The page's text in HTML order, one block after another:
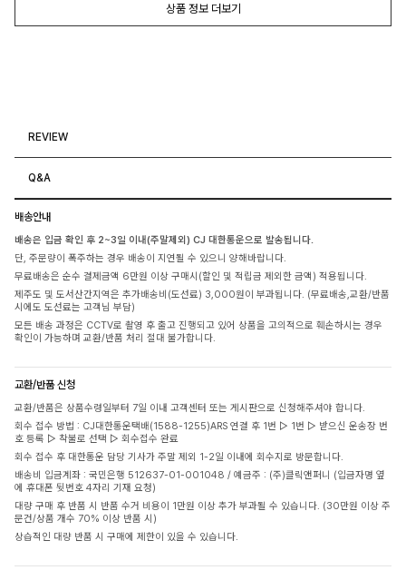
상품 정보 더보기
REVIEW
Q&A
배송안내
배송은 입금 확인 후 2~3일 이내(주말제외) CJ 대한통운으로 발송됩니다.
단, 주문량이 폭주하는 경우 배송이 지연될 수 있으니 양해바랍니다.
무료배송은 순수 결제금액 6만원 이상 구매시(할인 및 적립금 제외한 금액) 적용됩니다.
제주도 및 도서산간지역은 추가배송비(도선료) 3,000원이 부과됩니다. (무료배송,교환/반품
시에도 도선료는 고객님 부담)
모든 배송 과정은 CCTV로 촬영 후 출고 진행되고 있어 상품을 고의적으로 훼손하시는 경우
확인이 가능하며 교환/반품 처리 절대 불가합니다.
교환/반품 신청
교환/반품은 상품수령일부터 7일 이내 고객센터 또는 게시판으로 신청해주셔야 합니다.
회수 접수 방법 : CJ대한통운택배(1588-1255)ARS 연결 후 1번 ▷ 1번 ▷ 받으신 운송장 번
호 등록 ▷ 착불로 선택 ▷ 회수접수 완료
회수 접수 후 대한통운 담당 기사가 주말 제외 1-2일 이내에 회수지로 방문합니다.
배송비 입금계좌 : 국민은행 512637-01-001048 / 예금주 : (주)클릭앤퍼니 (입금자명 옆
에 휴대폰 뒷번호 4자리 기재 요청)
대량 구매 후 반품 시 반품 수거 비용이 1만원 이상 추가 부과될 수 있습니다. (30만원 이상 주
문건/상품 개수 70% 이상 반품 시)
상습적인 대량 반품 시 구매에 제한이 있을 수 있습니다.